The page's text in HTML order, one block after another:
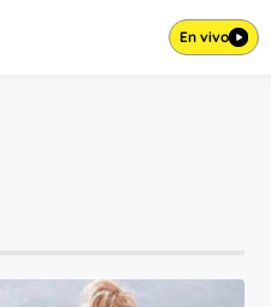
En vivo